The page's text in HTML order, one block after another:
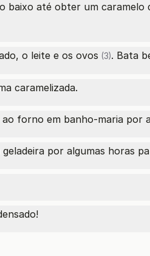
baixo até obter um
o leite e os ovos (3). Bata
caramelizada.
forno em banho-maria por
por algumas horas